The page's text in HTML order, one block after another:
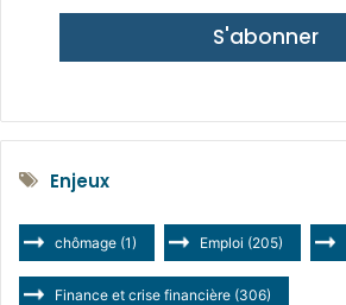
S'abonner
Enjeux
chômage (1) Emploi (205)
Finance et crise financière (306)